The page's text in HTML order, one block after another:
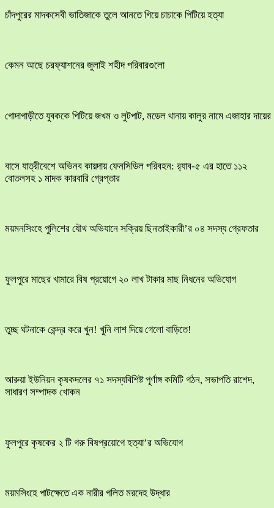
চাঁদপুরের মাদকসেবী ভাতিজাকে তুলে আনতে গিয়ে চাচাকে পিটিয়ে হত্যা
কেমন আছে চরফ্যাশনের জুলাই শহীদ পরিবারগুলো
​গোদাগাড়ীতে যুবককে পিটিয়ে জখম ও লুটপাট, মডেল থানায় কালুর নামে এজাহার দায়ের
বাসে যাত্রীবেশে অভিনব কায়দায় ফেনসিডিল পরিবহন: র‍্যাব-৫ এর হাতে ১১২
বোতলসহ ১ মাদক কারবারি গ্রেপ্তার
ময়মনসিংহে পুলিশের যৌথ অভিযানে সক্রিয় ছিনতাইকারী’র ০৪ সদস্য গ্রেফতার
ফুলপুরে মাছের খামারে বিষ প্রয়োগে ২০ লাখ টাকার মাছ নিধনের অভিযোগ
তুচ্ছ ঘটনাকে কেন্দ্র করে খুন! খুনি লাশ দিয়ে গেলো বাড়িতে!
আরুয়া ইউনিয়ন কৃষকদলের ৭১ সদস্যবিশিষ্ট পূর্ণাঙ্গ কমিটি গঠন, সভাপতি রাশেদ,
সাধারণ সম্পাদক খোকন
ফুলপুরে কৃষকের ২ টি গরু বিষপ্রয়োগে হত্যা’র অভিযোগ
ময়মসিংহে পাটক্ষেতে এক নারীর গলিত মরদেহ উদ্ধার